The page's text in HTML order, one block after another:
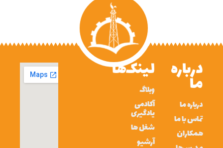
درباره
ما
درباره ما
تماس با ما
همکاران
لینک‌ها
وبلاگ
آکادمی
یادگیری
شغل ها
آرشیو